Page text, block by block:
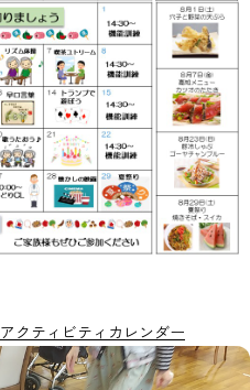
クティビティカレンダー